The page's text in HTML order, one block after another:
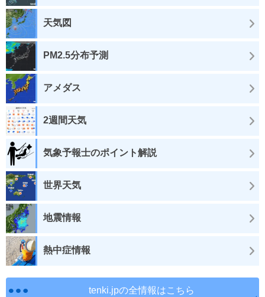
天気図
PM2.5分布予測
アメダス
2週間天気
気象予報士のポイント解説
世界天気
地震情報
熱中症情報
tenki.jpの全情報はこちら